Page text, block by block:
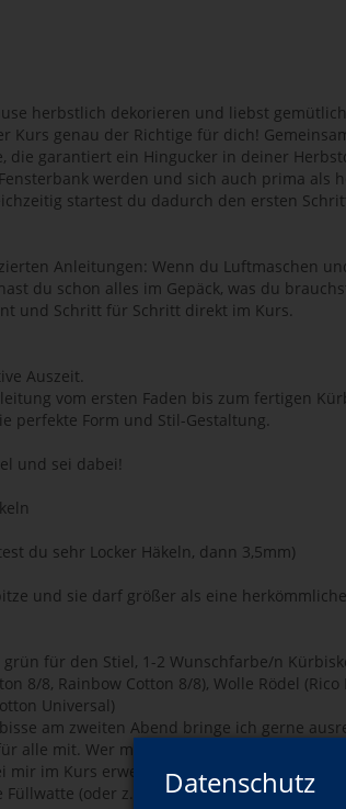
Datenschutz
herbstlich dekorieren und liebst
Kurs genau der Richtige für dich!
die garantiert ein Hingucker in deiner
werden und sich auch prima als
startest du dadurch den ersten
Anleitungen: Wenn du Luftmaschen
du schon alles im Gepäck, was du
und Schritt für Schritt direkt im Kurs.
Auszeit.
vom ersten Faden bis zum fertigen
perfekte Form und Stil-Gestaltung.
und sei dabei!
du sehr Locker Häkeln, dann 3,5mm)
und sie darf größer als eine
grün für den Stiel, 1-2 Wunschfarbe/n
8/8, Rainbow Cotton 8/8), Wolle Rödel (Rico
Universal)
am zweiten Abend bringe ich gerne
alle mit. Wer möchte, kann diese gegen
mir im Kurs erwerben – so sparst du dir den
(oder z. B. Kissenfüllungen) nutzen